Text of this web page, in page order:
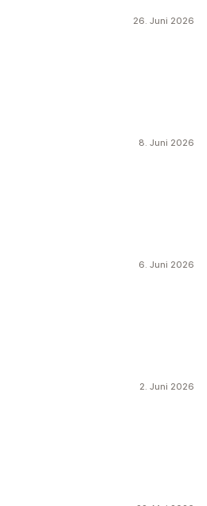
26. Juni 2026
8. Juni 2026
6. Juni 2026
2. Juni 2026